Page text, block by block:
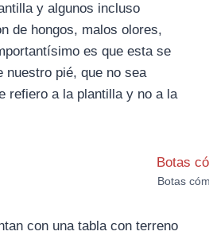
y algunos incluso
de hongos, malos olores,
es que esta se
nuestro pié, que no sea
refiero a la plantilla y no a la
Botas
con una tabla con terreno